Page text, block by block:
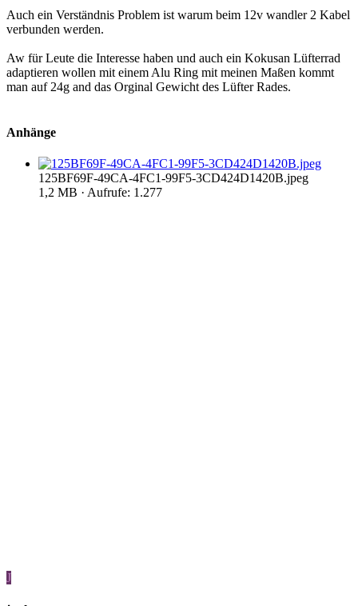
Auch ein Verständnis Problem ist warum beim 12v wandler 2 Kabel
verbunden werden.
Aw für Leute die Interesse haben und auch ein Kokusan Lüfterrad
adaptieren wollen mit einem Alu Ring mit meinen Maßen kommt
man auf 24g and das Orginal Gewicht des Lüfter Rades.
Anhänge
125BF69F-49CA-4FC1-99F5-3CD424D1420B.jpeg
1,2 MB · Aufrufe: 1.277
J